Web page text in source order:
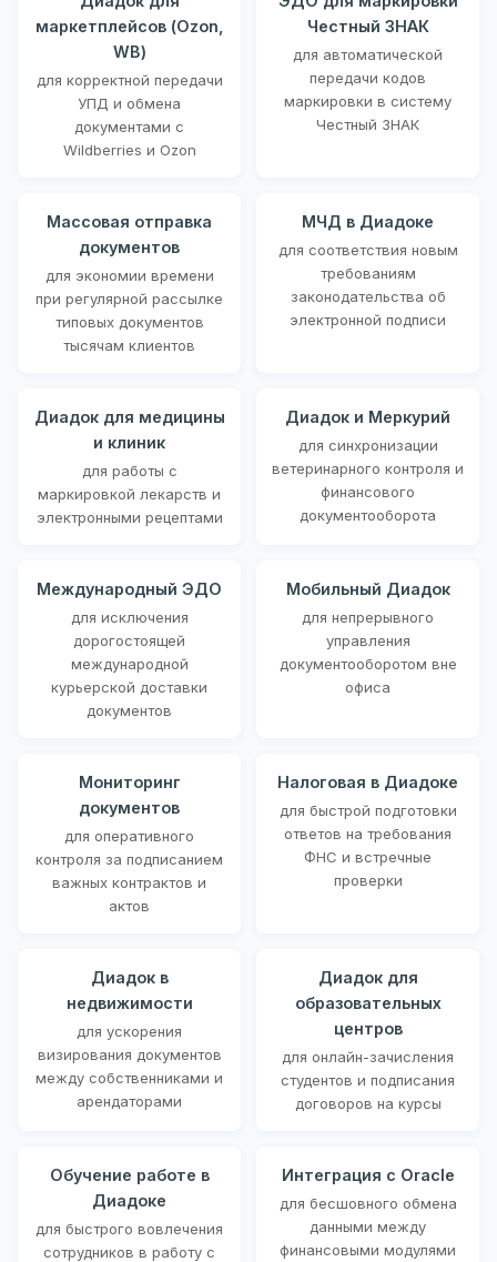
маркетплейсов (Ozon,
WB)
для корректной передачи
УПД и обмена
документами с
Wildberries и Ozon
Честный ЗНАК
для автоматической
передачи кодов
маркировки в систему
Честный ЗНАК
Массовая отправка
документов
для экономии времени
при регулярной рассылке
типовых документов
тысячам клиентов
МЧД в Диадоке
для соответствия новым
требованиям
законодательства об
электронной подписи
Диадок для медицины
и клиник
для работы с
маркировкой лекарств и
электронными рецептами
Диадок и Меркурий
для синхронизации
ветеринарного контроля и
финансового
документооборота
Международный ЭДО
для исключения
дорогостоящей
международной
курьерской доставки
документов
Мобильный Диадок
для непрерывного
управления
документооборотом вне
офиса
Мониторинг
документов
для оперативного
контроля за подписанием
важных контрактов и
актов
Налоговая в Диадоке
для быстрой подготовки
ответов на требования
ФНС и встречные
проверки
Диадок в
недвижимости
для ускорения
визирования документов
между собственниками и
арендаторами
Диадок для
образовательных
центров
для онлайн-зачисления
студентов и подписания
договоров на курсы
Обучение работе в
Диадоке
для быстрого вовлечения
сотрудников в работу с
Интеграция с Oracle
для бесшовного обмена
данными между
финансовыми модулями